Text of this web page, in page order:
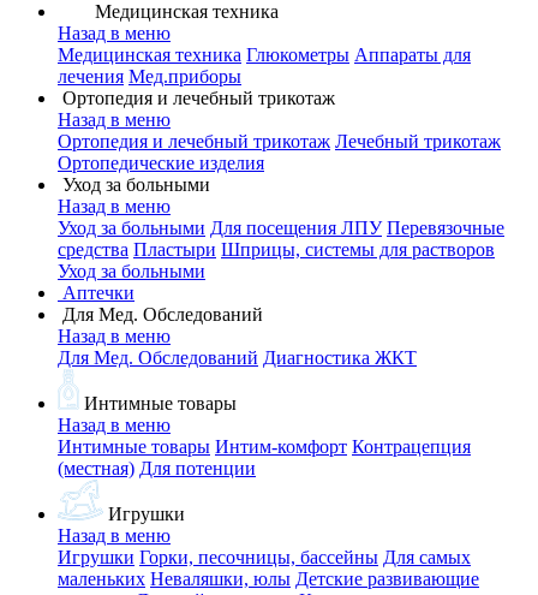
Медицинская техника
Назад в меню
Медицинская техника Глюкометры Аппараты для
лечения Мед.приборы
Ортопедия и лечебный трикотаж
Назад в меню
Ортопедия и лечебный трикотаж Лечебный трикотаж
Ортопедические изделия
Уход за больными
Назад в меню
Уход за больными Для посещения ЛПУ Перевязочные
средства Пластыри Шприцы, системы для растворов
Уход за больными
Аптечки
Для Мед. Обследований
Назад в меню
Для Мед. Обследований Диагностика ЖКТ
Интимные товары
Назад в меню
Интимные товары Интим-комфорт Контрацепция
(местная) Для потенции
Игрушки
Назад в меню
Игрушки Горки, песочницы, бассейны Для самых
маленьких Неваляшки, юлы Детские развивающие